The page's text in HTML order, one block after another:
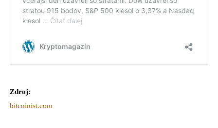
Zdroj:
bitcoinist.com